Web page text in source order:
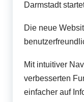
Darmstadt
Die neue
Mit intuitiver
verbesserten
einfacher auf